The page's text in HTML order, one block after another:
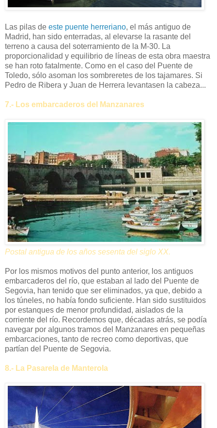
Las pilas de este puente herreriano, el más antiguo de
Madrid, han sido enterradas, al elevarse la rasante del
terreno a causa del soterramiento de la M-30. La
proporcionalidad y equilibrio de líneas de esta obra maestra
se han roto fatalmente. Como en el caso del Puente de
Toledo, sólo asoman los sombreretes de los tajamares. Si
Pedro de Ribera y Juan de Herrera levantasen la cabeza...
7.- Los embarcaderos del Manzanares
Postal antigua de los años sesenta del siglo XX.
Por los mismos motivos del punto anterior, los antiguos
embarcaderos del río, que estaban al lado del Puente de
Segovia, han tenido que ser eliminados, ya que, debido a
los túneles, no había fondo suficiente. Han sido sustituidos
por estanques de menor profundidad, aislados de la
corriente del río. Recordemos que, décadas atrás, se podía
navegar por algunos tramos del Manzanares en pequeñas
embarcaciones, tanto de recreo como deportivas, que
partían del Puente de Segovia.
8.- La Pasarela de Manterola